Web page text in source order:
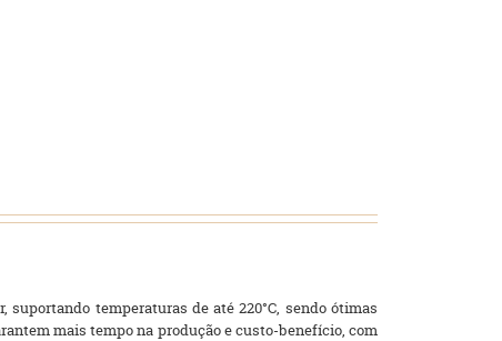
temperaturas de até 220°C, sendo ótimas
mais tempo na produção e custo-benefício, com